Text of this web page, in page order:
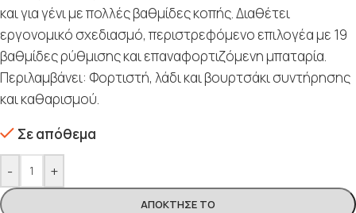
και για γένι με πολλές βαθμίδες κοπής. Διαθέτει
εργονομικό σχεδιασμό, περιστρεφόμενο επιλογέα με 19
βαθμίδες ρύθμισης και επαναφορτιζόμενη μπαταρία.
Περιλαμβάνει: Φορτιστή, λάδι και βουρτσάκι συντήρησης
και καθαρισμού.
Σε απόθεμα
- +
ΑΠΌΚΤΗΣΈ ΤΟ